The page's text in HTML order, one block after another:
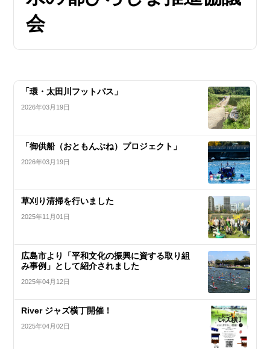
会
「環・太田川フットパス」
2026年03月19日
「御供船（おともんぶね）プロジェクト」
2026年03月19日
草刈り清掃を行いました
2025年11月01日
広島市より「平和文化の振興に資する取り組
み事例」として紹介されました
2025年04月12日
River ジャズ横丁開催！
2025年04月02日